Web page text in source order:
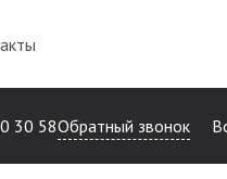
30 58Обратный звонок